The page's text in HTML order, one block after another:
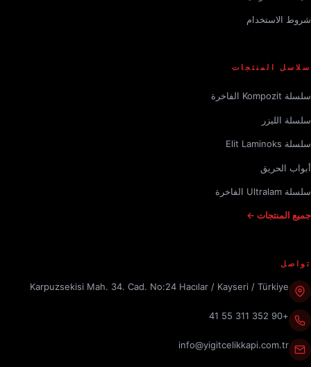
شروط الاستخدام
سلاسل المنتجات
سلسلة Kompozit الفاخرة
سلسلة الليزر
سلسلة Elit Laminoks
أبواب الحريق
سلسلة Ultralam الفاخرة
جميع المنتجات ←
تواصل
Karpuzsekisi Mah. 34. Cad. No:24 Hacılar / Kayseri / Türkiye
+90 352 311 55 41
info@yigitcelikkapi.com.tr